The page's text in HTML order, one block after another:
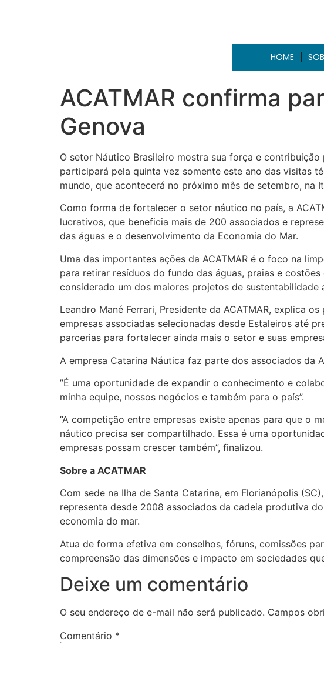
HOME
ACATMAR confirma
Genova
O setor Náutico Brasileiro mostra sua força e
participará pela quinta vez somente este ano das visitas
mundo, que acontecerá no próximo mês de setembro, na
Como forma de fortalecer o setor náutico no país, a
lucrativos, que beneficia mais de 200 associados e
das águas e o desenvolvimento da Economia do Mar.
Uma das importantes ações da ACATMAR é o foco na
para retirar resíduos do fundo das águas, praias e
considerado um dos maiores projetos de sustentabilidade
Leandro Mané Ferrari, Presidente da ACATMAR, explica
empresas associadas selecionadas desde Estaleiros até
parcerias para fortalecer ainda mais o setor e suas
A empresa Catarina Náutica faz parte dos associados da
”É uma oportunidade de expandir o conhecimento e
minha equipe, nossos negócios e também para o país”.
”A competição entre empresas existe apenas para que o
náutico precisa ser compartilhado. Essa é uma
empresas possam crescer também”, finalizou.
Sobre a ACATMAR
Com sede na Ilha de Santa Catarina, em Florianópolis
representa desde 2008 associados da cadeia produtiva
economia do mar.
Atua de forma efetiva em conselhos, fóruns, comissões
compreensão das dimensões e impacto em sociedades
Deixe um comentário
O seu endereço de e-mail não será publicado. Campos
Comentário *